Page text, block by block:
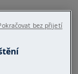
bez přijetí